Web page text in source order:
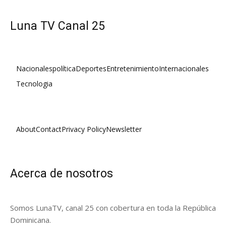
Luna TV Canal 25
NacionalespolíticaDeportesEntretenimientoInternacionales
Tecnologia
AboutContactPrivacy PolicyNewsletter
Acerca de nosotros
Somos LunaTV, canal 25 con cobertura en toda la República
Dominicana.